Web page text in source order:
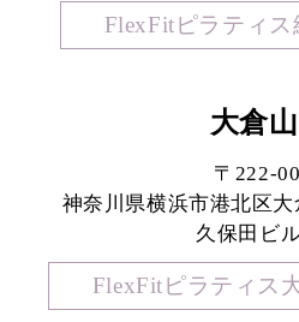
FlexFitピラティス
大倉
〒222-
神奈川県横浜市港北区
久保田ビ
FlexFitピラティス